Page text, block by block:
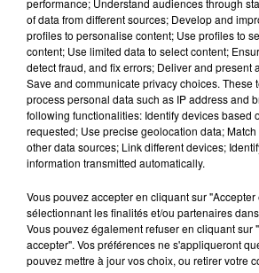
lanniversaire.mp3
of data from different sources; Develop and
profiles to personalise content; Use profiles to
content; Use limited data to select content;
detect fraud, and fix errors; Deliver and present
Save and communicate privacy choices. These
process personal data such as IP address and
following functionalities: Identify devices based
requested; Use precise geolocation data;
other data sources; Link different devices;
information transmitted automatically.
Vous pouvez accepter en cliquant sur "Accepter
sélectionnant les finalités et/ou partenaires
Vous pouvez également refuser en cliquant sur
accepter". Vos préférences ne s'appliqueront
pouvez mettre à jour vos choix, ou retirer votre